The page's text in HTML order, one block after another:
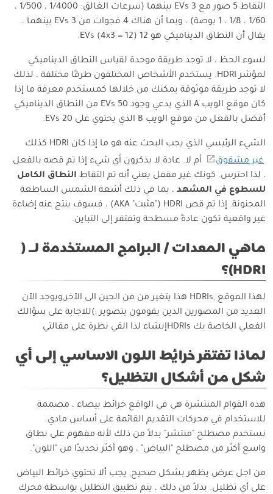
التقاط 5 صور مع 3 EVs بينهما (سرعات الغالق: 1/4000 ، 1/500 ،
1/60 ، 1/8 ، 1 بوصة) ، وبما أن هناك 4 فجوات من 3 EVs بينهما ،
يقال أن النطاق الديناميكي هو 12 EVs (4x3 = 12).
لسوء الحظ ، لا توجد طريقة موحدة لقياس النطاق الديناميكي
لمؤشر HDRI. يستخدم الأشخاص المختلفون طرقًا مختلفة ، لذلك
لا توجد طريقة موثوقة يمكنك من خلالها كمستخدم معرفة ما إذا
كان موقع الويب A الذي يدعي وجود 50 EVs من النطاق الديناميكي
أفضل بالفعل من موقع الويب B الذي يحتوي على 20 EVs.
الشيء الرئيسي الذي يجب البحث عنه هو ما إذا كان HDRI كذلك
غير مشقوق
أم لا. عادة لا يذكرون أي شيء إذا تم قصه بالفعل
، لذا احترس. كونك غير مقفل يعني أنه تم التقاط النطاق الكامل
للسطوع في المشهد ، بما في ذلك أشعة الشمس الساطعة
المجنونة. إذا تم قص HDRI ("مثبت" AKA) ، فسوف ينتج عنه إضاءة
غير واقعية تكون عادةً مسطحة وتفتقر إلى التباين.
ماهي المعدات / البرامج المستخدمة لـ (
HDRI)؟
لهذا الموقع ,HDRIs هذا يتغير من من الحين الى الآخر,ويوجد الآن
العديد من المصورين الذين يقومون بتصوير ;)للاجابة على سؤالك
الفعلي الخاصة بك HDRIsإنشاء لذا القي نظرة على مقالتي
لماذا تفتقر خرائط اللون الاساسي إلى أي
شكل من أشكال التظليل؟
هذه القوام المنتشرة هي في الواقع خرائط بيضاء ، مصممة
للاستخدام في محركات التقديم القائمة على أساس مادي.
نستخدم مصطلح "منتشر" بدلاً من ذلك لأنه مفهوم على نطاق
واسع أكثر من مصطلح "البياض" ، وهو أكثر تحديدًا من "اللون".
من اجل عرض يظهر بشكل صحيح, يجب ألا تحتوي خرائط البياض
على أي تظليل. بدلاً من ذلك ، يتم تطبيق التظليل بواسطة محرك